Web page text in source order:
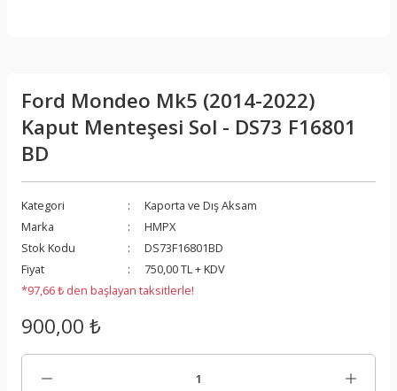
Ford Mondeo Mk5 (2014-2022)
Kaput Menteşesi Sol - DS73 F16801
BD
Kategori
Kaporta ve Dış Aksam
Marka
HMPX
Stok Kodu
DS73F16801BD
Fiyat
750,00 TL + KDV
*97,66 ₺ den başlayan taksitlerle!
900,00 ₺